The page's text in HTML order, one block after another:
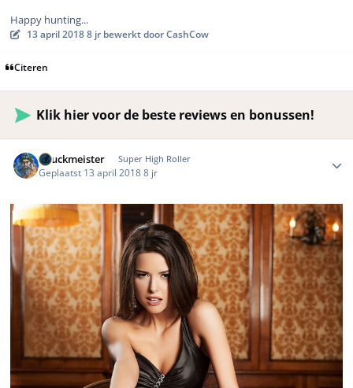
Happy hunting...
13 april 20188 jr bewerkt door CashCow
Citeren
Klik hier voor de beste reviews en bonussen!
Chuckmeister Super High Roller
Geplaatst 13 april 20188 jr